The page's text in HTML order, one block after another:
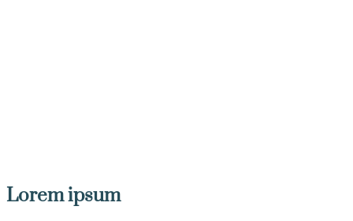
Lorem ipsum